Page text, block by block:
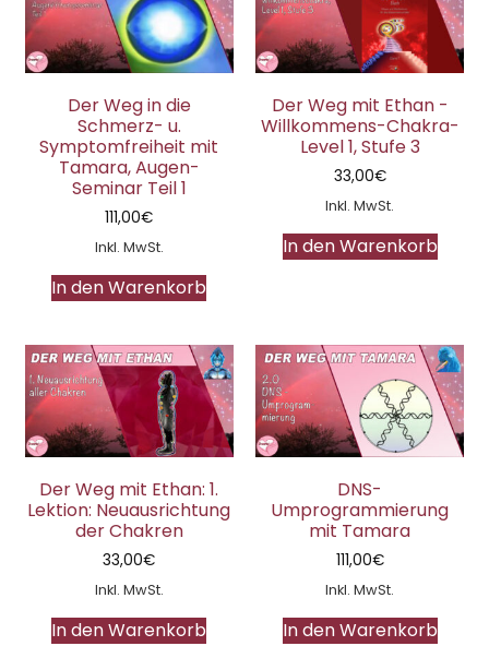
Der Weg in die
Schmerz- u.
Symptomfreiheit mit
Tamara, Augen-
Seminar Teil 1
111,00€
Inkl. MwSt.
In den Warenkorb
Der Weg mit Ethan -
Willkommens-Chakra-
Level 1, Stufe 3
33,00€
Inkl. MwSt.
In den Warenkorb
Der Weg mit Ethan: 1.
Lektion: Neuausrichtung
der Chakren
33,00€
Inkl. MwSt.
In den Warenkorb
DNS-
Umprogrammierung
mit Tamara
111,00€
Inkl. MwSt.
In den Warenkorb